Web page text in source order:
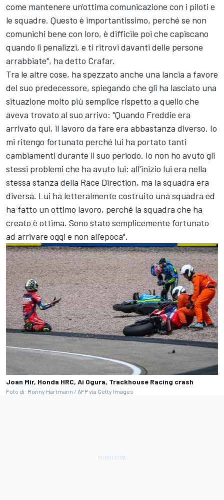
come mantenere un'ottima comunicazione con i piloti e
le squadre. Questo è importantissimo, perché se non
comunichi bene con loro, è difficile poi che capiscano
quando li penalizzi, e ti ritrovi davanti delle persone
arrabbiate", ha detto Crafar.
Tra le altre cose, ha spezzato anche una lancia a favore
del suo predecessore, spiegando che gli ha lasciato una
situazione molto più semplice rispetto a quello che
aveva trovato al suo arrivo: "Quando Freddie era
arrivato qui, il lavoro da fare era abbastanza diverso. Io
mi ritengo fortunato perché lui ha portato tanti
cambiamenti durante il suo periodo. Io non ho avuto gli
stessi problemi che ha avuto lui: all'inizio lui era nella
stessa stanza della Race Direction, ma la squadra era
diversa. Lui ha letteralmente costruito una squadra ed
ha fatto un ottimo lavoro, perché la squadra che ha
creato è ottima. Sono stato semplicemente fortunato
ad arrivare oggi e non all'epoca".
Joan Mir, Honda HRC, Ai Ogura, Trackhouse Racing crash
Foto di: Ronny Hartmann / AFP via Getty Images